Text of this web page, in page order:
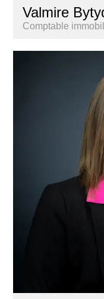
Valmire
Comptable